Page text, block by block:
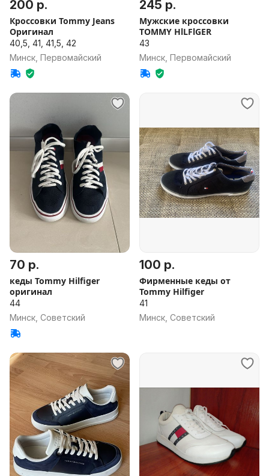
200 р.
Кроссовки Tommy Jeans
Оригинал
40,5, 41, 41,5, 42
Минск, Первомайский
245 р.
Мужские кроссовки
TOMMY HlLFlGER
43
Минск, Первомайский
70 р.
кеды Tommy Hilfiger
оригинал
44
Минск, Советский
100 р.
Фирменные кеды от
Tommy Hilfiger
41
Минск, Советский